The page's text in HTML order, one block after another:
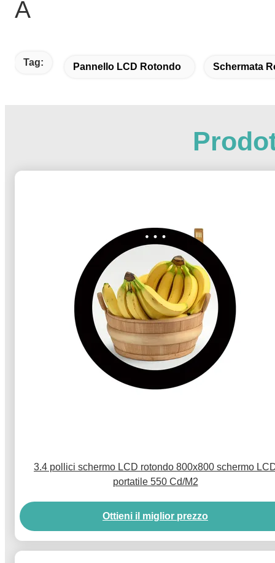
Â
Tag: Pannello LCD Rotondo Schermata
3.4 pollici schermo LCD rotondo 800x800 schermo
portatile 550 Cd/M2
Ottieni il miglior prezzo